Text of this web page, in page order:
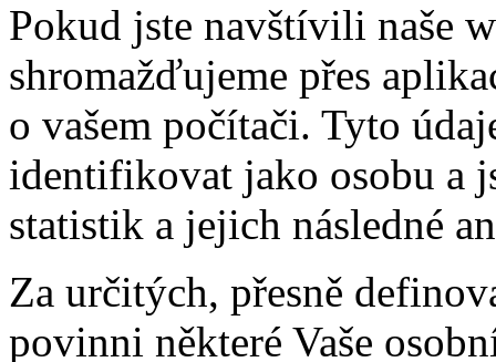
Pokud jste navštívili naše
shromažďujeme přes
o vašem počítači. Tyto
identifikovat jako osobu a
statistik a jejich následné
Za určitých, přesně
povinni některé Vaše